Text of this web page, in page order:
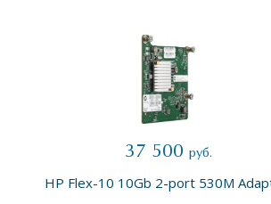
37 500 руб.
HP Flex-10 10Gb 2-port 530M